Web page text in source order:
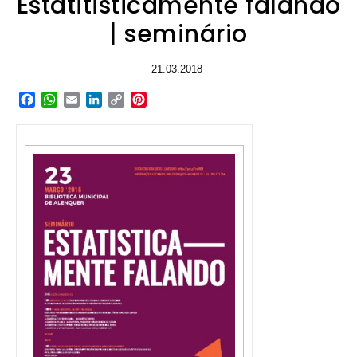
| seminário
21.03.2018
Facebook
WhatsApp
EmailLinkedIn
Copy